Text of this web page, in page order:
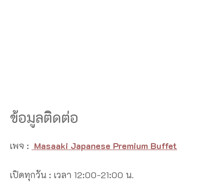
ข้อมูลติดต่อ
เพจ : Masaaki Japanese Premium Buffet
เปิดทุกวัน : เวลา 12:00-21:00 น.